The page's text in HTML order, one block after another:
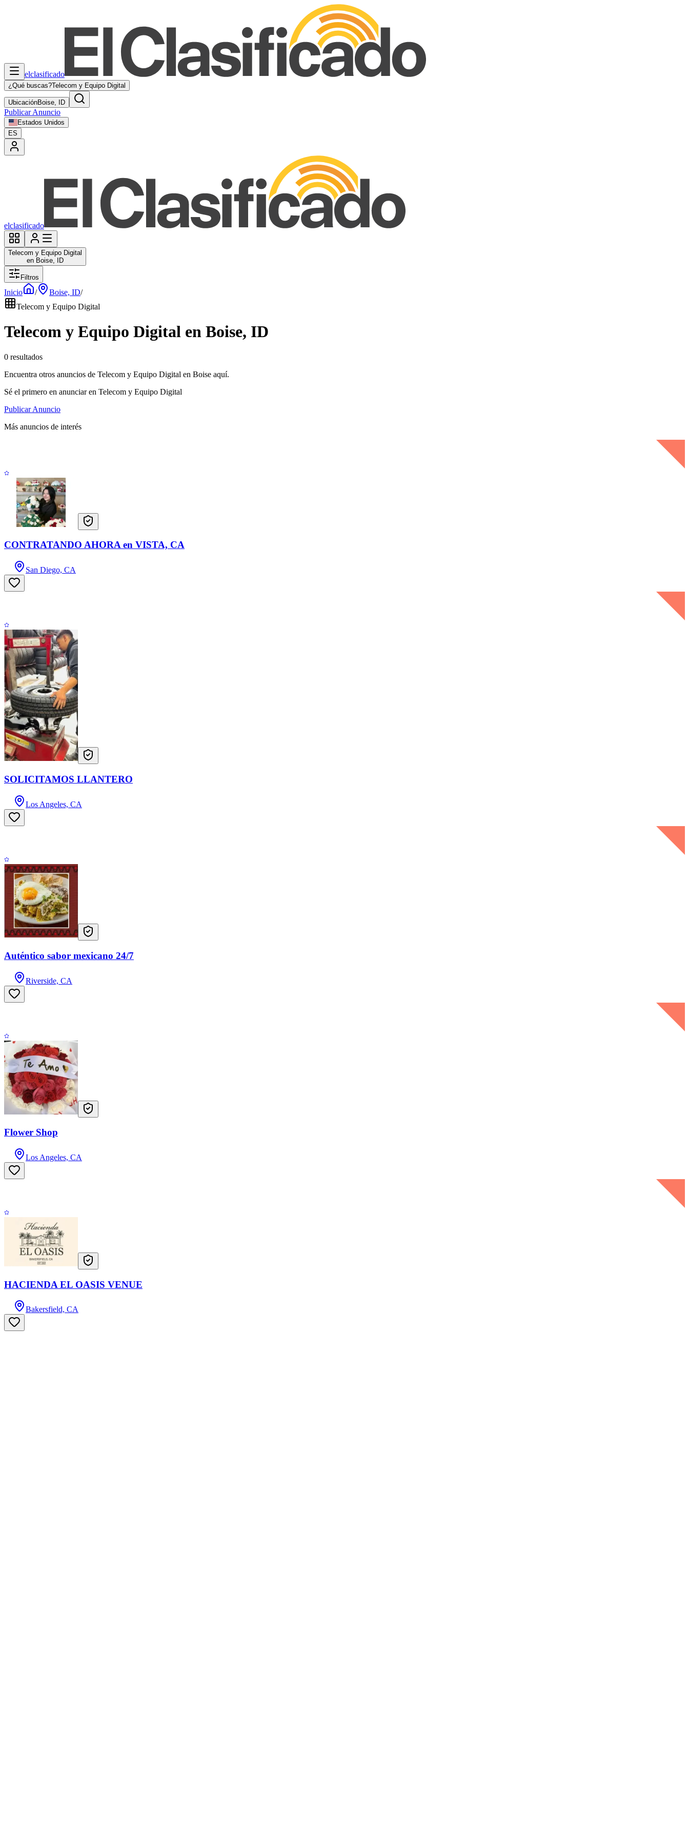
elclasificado
¿Qué buscas?Telecom y Equipo Digital
UbicaciónBoise, ID
Publicar Anuncio
Estados Unidos
ES
elclasificado
Telecom y Equipo Digital
en Boise, ID
Filtros
Inicio / Boise, ID/
Telecom y Equipo Digital
Telecom y Equipo Digital en Boise, ID
0 resultados
Encuentra otros anuncios de Telecom y Equipo Digital en Boise aquí.
Sé el primero en anunciar en Telecom y Equipo Digital
Publicar Anuncio
Más anuncios de interés
CONTRATANDO AHORA en VISTA, CA
San Diego, CA
SOLICITAMOS LLANTERO
Los Angeles, CA
Auténtico sabor mexicano 24/7
Riverside, CA
Flower Shop
Los Angeles, CA
HACIENDA EL OASIS VENUE
Bakersfield, CA